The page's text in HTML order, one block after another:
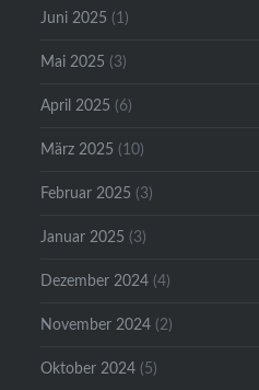
Juni 2025 (1)
Mai 2025 (3)
April 2025 (6)
März 2025 (10)
Februar 2025 (3)
Januar 2025 (3)
Dezember 2024 (4)
November 2024 (2)
Oktober 2024 (5)